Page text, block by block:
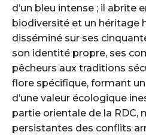
d’un bleu intense ; il abrite
biodiversité et un héritage
disséminé sur ses
son identité propre, ses
pêcheurs aux traditions
flore spécifique, formant
d’une valeur écologique
partie orientale de la RDC,
persistantes des conflits